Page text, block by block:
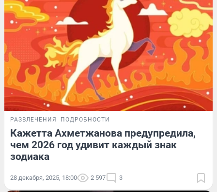
РАЗВЛЕЧЕНИЯ ПОДРОБНОСТИ
Кажетта Ахметжанова предупредила,
чем 2026 год удивит каждый знак
зодиака
28 декабря, 2025, 18:00 2 597 3